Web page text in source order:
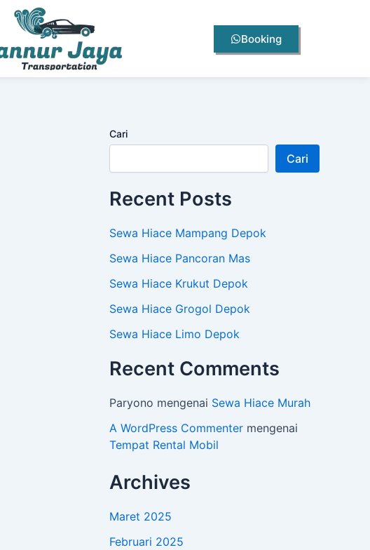
Booking
Cari
Cari
Recent Posts
Sewa Hiace Mampang Depok
Sewa Hiace Pancoran Mas
Sewa Hiace Krukut Depok
Sewa Hiace Grogol Depok
Sewa Hiace Limo Depok
Recent Comments
Paryono mengenai Sewa Hiace Murah
A WordPress Commenter mengenai
Tempat Rental Mobil
Archives
Maret 2025
Februari 2025